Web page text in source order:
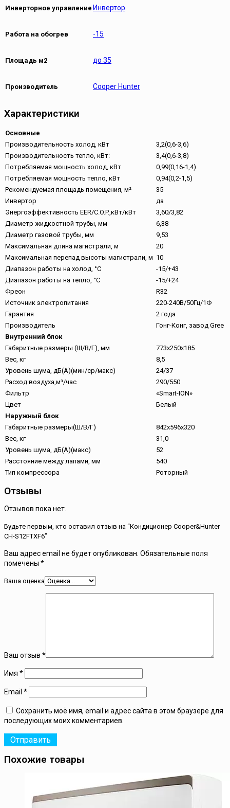
Инверторное управление Инвертор
Работа на обогрев -15
Площадь м2 до 35
Производитель Cooper Hunter
Характеристики
Основные
Производительность холод, кВт
3,2(0,6-3,6)
Производительность тепло, кВт:
3,4(0,6-3,8)
Потребляемая мощность холод, кВт
0,99(0,16-1,4)
Потребляемая мощность тепло, кВт
0,94(0,2-1,5)
Рекомендуемая площадь помещения, м²
35
Инвертор
да
Энергоэффективность EER/C.O.P.,кВт/кВт
3,60/3,82
Диаметр жидкостной трубы, мм
6,38
Диаметр газовой трубы, мм
9,53
Максимальная длина магистрали, м
20
Максимальная перепад высоты магистрали, м 10
Диапазон работы на холод, °C
-15/+43
Диапазон работы на тепло, °C
-15/+24
Фреон
R32
Источник электропитания
220-240В/50Гц/1Ф
Гарантия
2 года
Производитель
Гонг-Конг, завод Gree
Внутренний блок
Габаритные размеры (Ш/В/Г), мм
773х250х185
Вес, кг
8,5
Уровень шума, дБ(А)(мин/ср/макс)
24/37
Расход воздуха,м³/час
290/550
Фильтр
«Smart-ION»
Цвет
Белый
Наружный блок
Габаритные размеры(Ш/В/Г)
842х596х320
Вес, кг
31,0
Уровень шума, дБ(А)(макс)
52
Расстояние между лапами, мм
540
Тип компрессора
Роторный
Отзывы
Отзывов пока нет.
Будьте первым, кто оставил отзыв на “Кондиционер Cooper&Hunter
CH-S12FTXF6”
Ваш адрес email не будет опубликован. Обязательные поля
помечены *
Ваша оценка
Ваш отзыв *
Имя *
Email *
Сохранить моё имя, email и адрес сайта в этом браузере для
последующих моих комментариев.
Похожие товары